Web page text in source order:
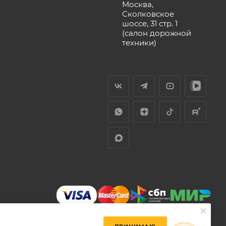
Москва,
Сколковское
шоссе, 31 стр. 1
(салон дорожной
техники)